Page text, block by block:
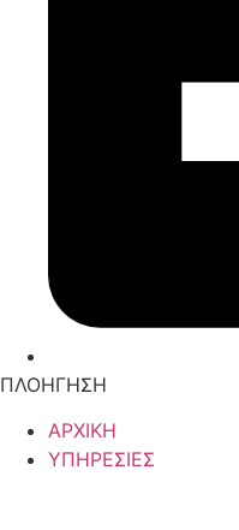
ΠΛΟΗΓΗΣΗ
ΑΡΧΙΚΗ
ΥΠΗΡΕΣΙΕΣ